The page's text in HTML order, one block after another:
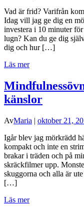
Vad är frid? Varifrån
Idag vill jag ge dig en
investera i 10 minuter
lugn? Kan du ge dig
dig och hur […]
Läs mer
känslor
AvMaria | oktober 21,
Igår blev jag mörkrädd
kompakt och inte en
brakar i träden och på
skräckfilmer upp.
skuggorna och alla är
[…]
Läs mer